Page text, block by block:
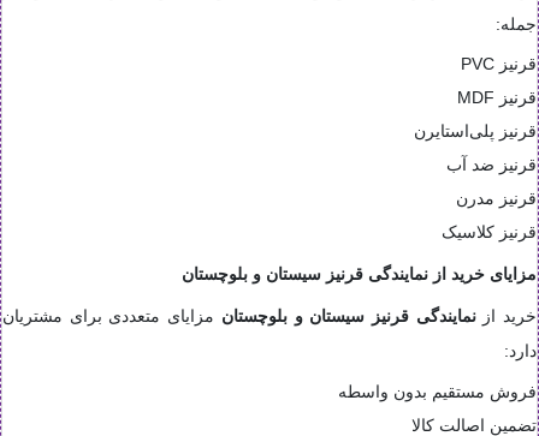
جمله:
قرنیز PVC
قرنیز MDF
قرنیز پلی‌استایرن
قرنیز ضد آب
قرنیز مدرن
قرنیز کلاسیک
مزایای خرید از نمایندگی قرنیز سیستان و بلوچستان
خرید ازنمایندگی قرنیز سیستان و بلوچستان مزایای متعددی برای مشتریان
دارد:
فروش مستقیم بدون واسطه
تضمین اصالت کالا